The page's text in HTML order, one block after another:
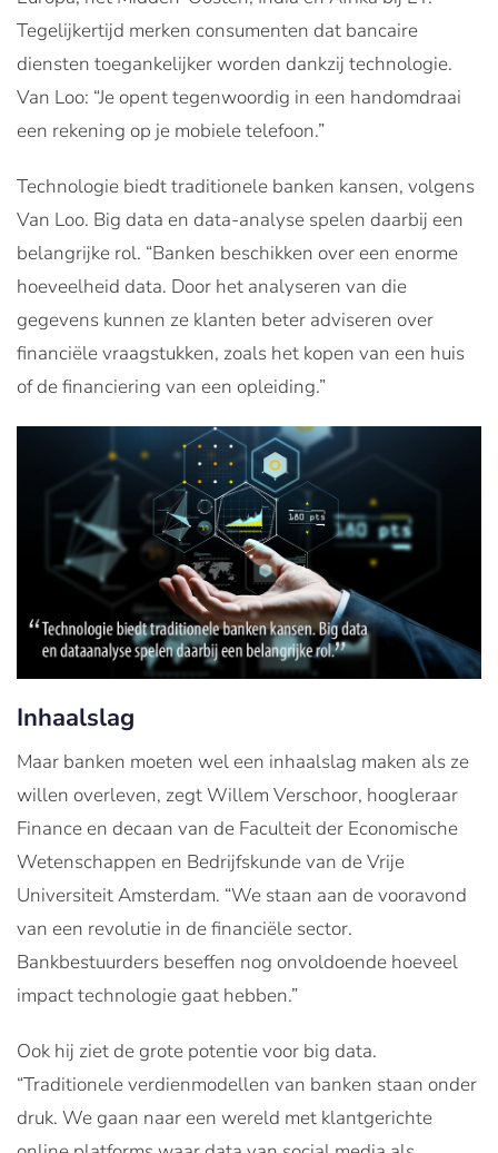
Tegelijkertijd merken consumenten dat bancaire
diensten toegankelijker worden dankzij technologie.
Van Loo: “Je opent tegenwoordig in een handomdraai
een rekening op je mobiele telefoon.”
Technologie biedt traditionele banken kansen, volgens
Van Loo. Big data en data-­analyse spelen daarbij een
belangrijke rol. “Banken beschikken over een enorme
hoeveelheid data. Door het analyseren van die
gegevens kunnen ze klanten beter adviseren over
financiële vraagstukken, zoals het kopen van een huis
of de financiering van een opleiding.”
Inhaalslag
Maar banken moeten wel een inhaalslag maken als ze
willen overleven, zegt Willem Verschoor, hoogleraar
Finance en decaan van de Faculteit der Economische
Wetenschappen en Bedrijfskunde van de Vrije
Universiteit Amsterdam. “We staan aan de vooravond
van een revolutie in de financiële sector.
Bankbestuurders beseffen nog onvoldoende hoeveel
impact technologie gaat hebben.”
Ook hij ziet de grote potentie voor big data.
“Traditionele verdienmodellen van banken staan onder
druk. We gaan naar een wereld met klantgerichte